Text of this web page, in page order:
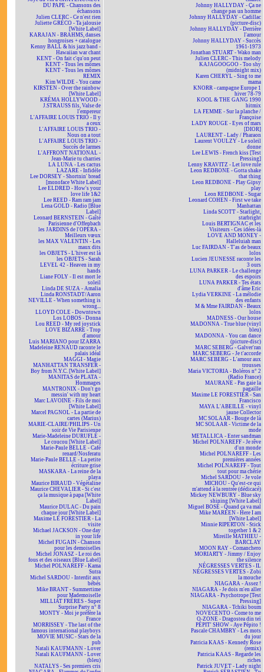
DU PAPE - Chansons des
échansons
Julien CLERC - Ce n'est rien
Juliette GRÉCO - Ta jalousie
[White Label]
KARAJAN - BRAHMS, danses
hongroises + catalogue
Kenny BALL & his jazz band -
Hawaiian war chant
KENT - On fait c'qu'on peut
KENT - Tous les mômes
KENT - Tous les mômes
REMIX
Kim WILDE - You came
KIRSTEN - Over the rainbow
[White Label]
KRÉMA HOLLYWOOD -
J.STRAUSS fils, Valse de
l'empereur
L'AFFAIRE LOUIS TRIO - Il y
a ceux
L'AFFAIRE LOUIS TRIO -
Nous on a tout
L'AFFAIRE LOUIS TRIO -
Succès de larmes
L'AFFRONT NATIONAL -
Jean-Marie tu charries
LA LUNA - Les cactus
LAZARE - Infidèle
Lee DORSEY - Shortnin' bread
[monoface White Label]
Lee ELDRED - How's your
love life 1&2
Lee REED - Ram ram jam
Lena GOLD - Radio [Blue
Label]
Leonard BERNSTEIN - Gaîté
Parisienne d'Offenbach
les JARDINS de l'OPÉRA -
Meilleurs vœux
les MAX VALENTIN - Les
maux dits
les OBJETS - L'hiver est là
les OBJETS - Sarah
LEVEL 42 - Heaven in my
hands
Liane FOLY - Il est mort le
soleil
Linda DE SUZA - Amalia
Linda RONSTADT/Aaron
NEVILLE - When something is
wrong...
LLOYD COLE - Downtown
Los LOBOS - Donna
Lou REED - My red joystick
LOVE BIZARRE - Trop
d'amour
Luis MARIANO pour IZARRA
Madeleine RENAUD raconte le
palais idéal
MAGGI - Magie
MANHATTAN TRANSFER -
Boy from N.Y.C. [White Label]
MANITAS de PLATA -
Hommages
MANTRONIX - Don't go
messin' with my heart
Marc LAVOINE - Fils de moi
[White Label]
Marcel PAGNOL - La partie de
cartes (Marius)
MARIE-CLAIRE/PHILIPS - Un
soir de Vie Parisienne
Marie-Madeleine DURUFLÉ -
Le coucou [White Label]
Marie-Paule BELLE - Café
renard/Nosferatu
Marie-Paule BELLE - La petite
écriture grise
MASKARA - La reine de la
playa
Maurice BIRAUD - Végétaline
Maurice CHEVALIER - Si c'est
ça la musique à papa [White
Label]
Maurice DULAC - Du pain
chaque jour [White Label]
Maxime LE FORESTIER - La
visite
Michael JACKSON - One day
in your life
Michel FUGAIN - Chanson
pour les demoiselles
Michel JONASZ - Le roi des
fous et des oiseaux [Blue Label]
Michel POLNAREFF - Kama
Sutra
Michel SARDOU - Interdit aux
bébés
Mike BRANT - Summertime
pour Mademoiselle
MILLIAT FRÈRES - Super
Surprise Party n° 8
MONTY - Moi je préfère la
France
MORRISSEY - The last of the
famous international playboys
MOVIE MUSIC - Stars de la
pub
Natali KAUFMANN - Lover
Natali KAUFMANN - Lover
(bleu)
NATALYS - Ses premiers cris
Johnny HALLYDAY - Ça ne
change pas un homme
Johnny HALLYDAY - Cadillac
(picture-disc)
Johnny HALLYDAY - Derrière
l'amour
Johnny HALLYDAY - Succès
1961-1973
Jonathan STUART - Wako man
Julien CLERC - This melody
KAJAGOOGOO - Too shy
(midnight mix)
Karen CHERYL - Sing to me
mama
KNORR - campagne Europe 1
hiver 78-79
KOOL & THE GANG 1990
hitmix
LA FEMME - Sur la planche /
Françoise
LADY ROUGE - Eyes of mars
[DIOR]
LAURENT - Lady / Pharaon
Laurent VOULZY - Le soleil
donne
Lee LEWIS - French kiss [Test
Pressing]
Lenny KRAVITZ - Let love rule
Leon REDBONE - Gotta shake
that thing
Leon REDBONE - Play Gipsy
play
Leon REDBONE - Sugar
Leonard COHEN - First we take
Manhattan
Linda SCOTT - Starlight,
starbright
Louis BERTIGNAC et les
Visiteurs - Ces idées-là
LOVE AND MONEY -
Halleluiah man
Luc FAIRDAN - T'as de beaux
lolos
Lucien JEUNESSE raconte les
3 ours
LUNA PARKER - Le challenge
des espoirs
LUNA PARKER - Tes états
d'âme Eric
Lydia VERKINE - La mélodie
des enfants
M & Mme FAIRDAN - Beaux
lolos
MADNESS - Our house
MADONNA - True blue (vinyl
bleu)
MADONNA - You can dance
(picture-disc)
MARC SEBERG - Galver'ran
MARC SEBERG - Je t'accorde
MARC SEBERG - L'amour aux
trousses
Maria VICTORIA - Boléros n° 2
(Radio France)
MAURANE - Pas gaie la
pagaille
Maxime LE FORESTIER - San
Francisco
MAYA L'ABEILLE - vinyl
jaune Collector
MC SOLAAR - Bouge de là
MC SOLAAR - Victime de la
mode
METALLICA - Enter sandman
Michel POLNAREFF - Je rêve
d'un monde
Michel POLNAREFF - Les
premières années
Michel POLNAREFF - Tout
tout pour ma chérie
Michel SARDOU - Je vole
MICHOU - Qu'est-ce qui
m'attend à la rentrée (dédicacé)
Mickey NEWBURY - Blue sky
shining [White Label]
Miguel BOSÉ - Quand ça va mal
Mike MAREEN - Here I am
[White Label]
Minnie RIPERTON - Stick
together 1 & 2
Mireille MATHIEU -
BARCLAY
MOON RAY - Comanchero
MORIARTY - Jimmy / Enjoy
the silence
NÉGRESSES VERTES - IL
NÉGRESSES VERTES - Zobi
la mouche
NIAGARA - Assez !
NIAGARA - Je dois m'en aller
NIAGARA - Psychotrope [Test
Pressing]
NIAGARA - Tchiki boum
NOVECENTO - Come to me
O-ZONE - Dragostea din teï
PÉPIT' SHOW - Aye Pépito !
Pascale CHAMBRY - Les mots
du jour
Patricia KAAS - Kennedy Rose
(remix)
Patricia KAAS - Regarde les
riches
Patrick JUVET - Lady night